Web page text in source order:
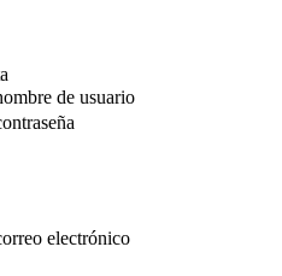
de usuario
electrónico